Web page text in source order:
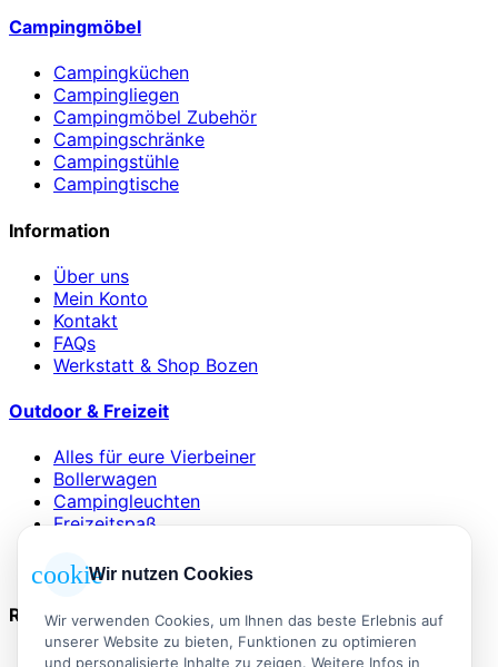
Campingmöbel
Campingküchen
Campingliegen
Campingmöbel Zubehör
Campingschränke
Campingstühle
Campingtische
Information
Über uns
Mein Konto
Kontakt
FAQs
Werkstatt & Shop Bozen
Outdoor & Freizeit
Alles für eure Vierbeiner
Bollerwagen
Campingleuchten
Freizeitspaß
Wind- & Sonnenschutz
Rechtliches
AGB
cookieWir nutzen Cookies
Wir verwenden Cookies, um Ihnen das beste Erlebnis auf
unserer Website zu bieten, Funktionen zu optimieren
und personalisierte Inhalte zu zeigen. Weitere Infos in